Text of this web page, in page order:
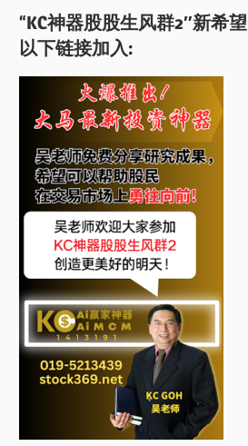
“KC神器股股生风群2″新希望
以下链接加入: